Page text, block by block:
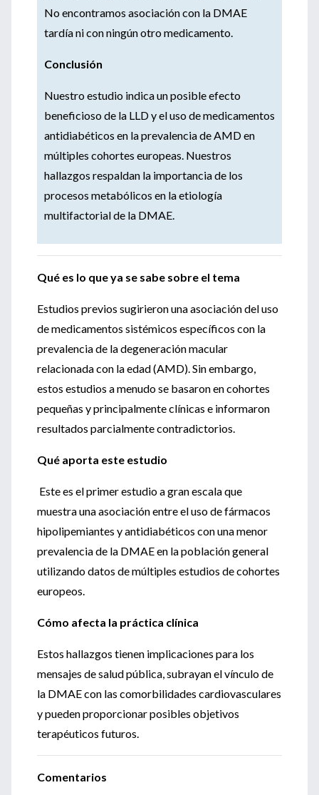
No encontramos asociación con la DMAE
tardía ni con ningún otro medicamento.
Conclusión
Nuestro estudio indica un posible efecto
beneficioso de la LLD y el uso de medicamentos
antidiabéticos en la prevalencia de AMD en
múltiples cohortes europeas. Nuestros
hallazgos respaldan la importancia de los
procesos metabólicos en la etiología
multifactorial de la DMAE.
Qué es lo que ya se sabe sobre el tema
Estudios previos sugirieron una asociación del uso
de medicamentos sistémicos específicos con la
prevalencia de la degeneración macular
relacionada con la edad (AMD). Sin embargo,
estos estudios a menudo se basaron en cohortes
pequeñas y principalmente clínicas e informaron
resultados parcialmente contradictorios.
Qué aporta este estudio
Este es el primer estudio a gran escala que
muestra una asociación entre el uso de fármacos
hipolipemiantes y antidiabéticos con una menor
prevalencia de la DMAE en la población general
utilizando datos de múltiples estudios de cohortes
europeos.
Cómo afecta la práctica clínica
Estos hallazgos tienen implicaciones para los
mensajes de salud pública, subrayan el vínculo de
la DMAE con las comorbilidades cardiovasculares
y pueden proporcionar posibles objetivos
terapéuticos futuros.
Comentarios